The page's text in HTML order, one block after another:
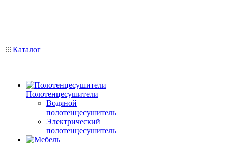
Каталог
Полотенцесушители
Водяной
полотенцесушитель
Электрический
полотенцесушитель